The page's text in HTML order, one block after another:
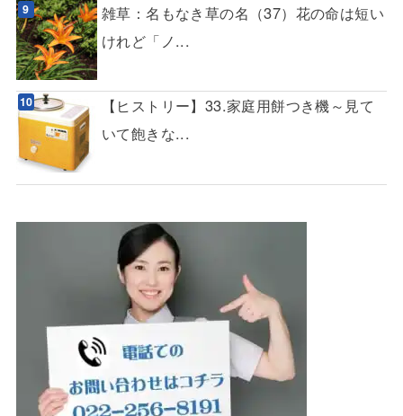
雑草：名もなき草の名（37）花の命は短い
けれど「ノ...
【ヒストリー】33.家庭用餅つき機～見て
いて飽きな...